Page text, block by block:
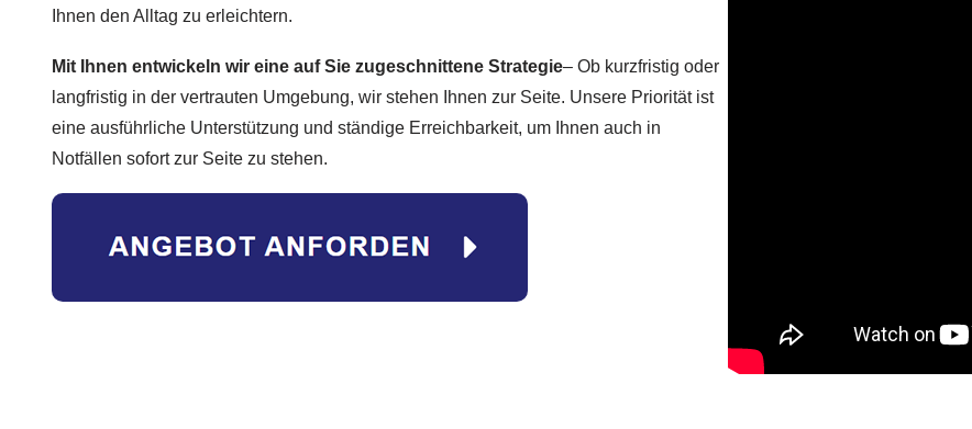
Ihnen den Alltag zu erleichtern.
Mit Ihnen entwickeln wir eine auf Sie zugeschnittene Strategie– Ob kurzfristig oder
langfristig in der vertrauten Umgebung, wir stehen Ihnen zur Seite. Unsere Priorität ist
eine ausführliche Unterstützung und ständige Erreichbarkeit, um Ihnen auch in
Notfällen sofort zur Seite zu stehen.